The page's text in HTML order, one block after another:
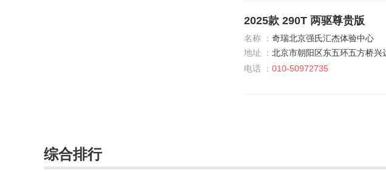
威麟
2025款 290T 两驱尊贵版
名称 ： 奇瑞北京强氏汇杰体验中心
地址 ： 北京市朝阳区东五环五方桥兴
电话 ： 010-50972735
综合排行